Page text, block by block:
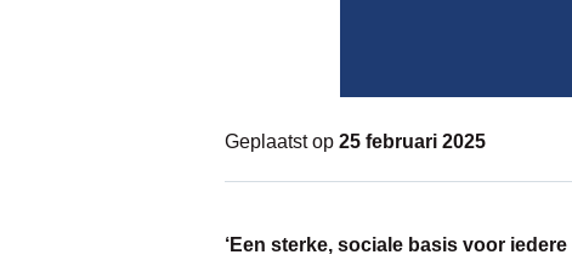
Geplaatst op 25 februari 2025
‘Een sterke, sociale basis voor iedere